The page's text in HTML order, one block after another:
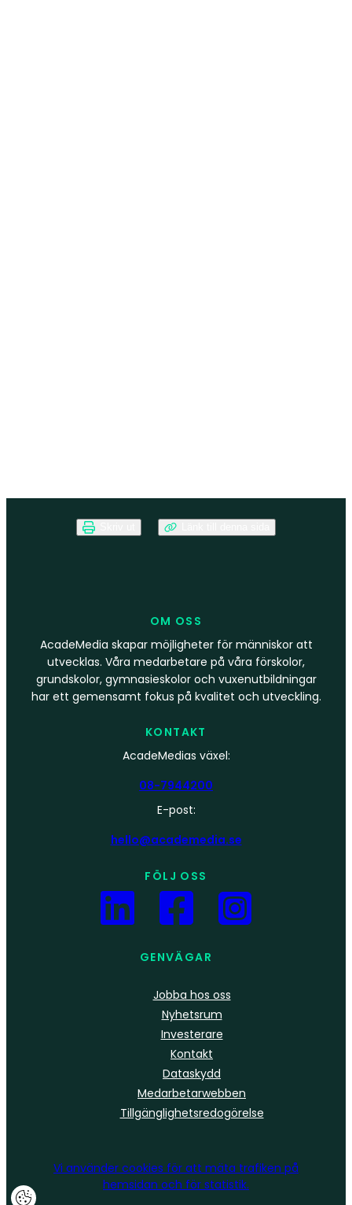
OM OSS
AcadeMedia skapar möjligheter för människor att
utvecklas. Våra medarbetare på våra förskolor,
grundskolor, gymnasieskolor och vuxenutbildningar
har ett gemensamt fokus på kvalitet och utveckling.
KONTAKT
AcadeMedias växel:
08-7944200
E-post:
hello@academedia.se
FÖLJ OSS
GENVÄGAR
Jobba hos oss
Nyhetsrum
Investerare
Kontakt
Dataskydd
Medarbetarwebben
Tillgänglighetsredogörelse
Vi använder cookies för att mäta trafiken på
hemsidan och för statistik.